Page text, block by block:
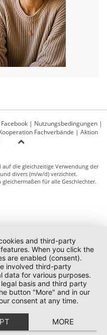
| Nutzungsbedingungen |
Fachverbände | Aktion
die gleichzeitige Verwendung der
divers (m/w/d) verzichtet.
für alle Geschlechter.
and third-party
When you click the
are enabled (consent).
involved third-party
data for various purposes.
basis and third party
button "More" and in our
consent at any time.
MORE